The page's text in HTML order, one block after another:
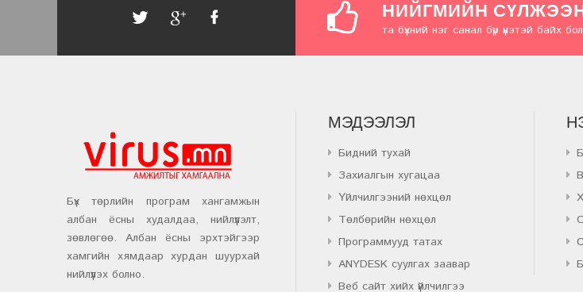
НИЙГМИЙН
та бүхний нэг санал бүр үнэтэй байх
Бүх төрлийн програм хангамжын
албан ёсны худалдаа, нийлүүлэлт,
зөвлөгөө. Албан ёсны эрхтэйгээр
хамгийн хямдаар хурдан шуурхай
нийлүүлэх болно.
МЭДЭЭЛЭЛ
Бидний тухай
Захиалгын хугацаа
Үйлчилгээний нөхцөл
Төлбөрийн нөхцөл
Программууд татах
ANYDESK суулгах заавар
Веб сайт хийх үйлчилгээ